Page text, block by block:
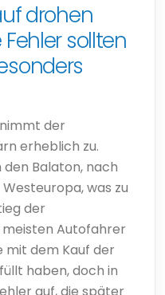
drohen
sollten
der
erheblich zu.
Balaton, nach
was zu
der
Autofahrer
mit dem Kauf der
haben, doch in